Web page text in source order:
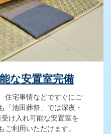
な安置室完備
住宅事情などですぐにご
「池田葬祭」では深夜・
け入れ可能な安置室を
ご利用いただけます。